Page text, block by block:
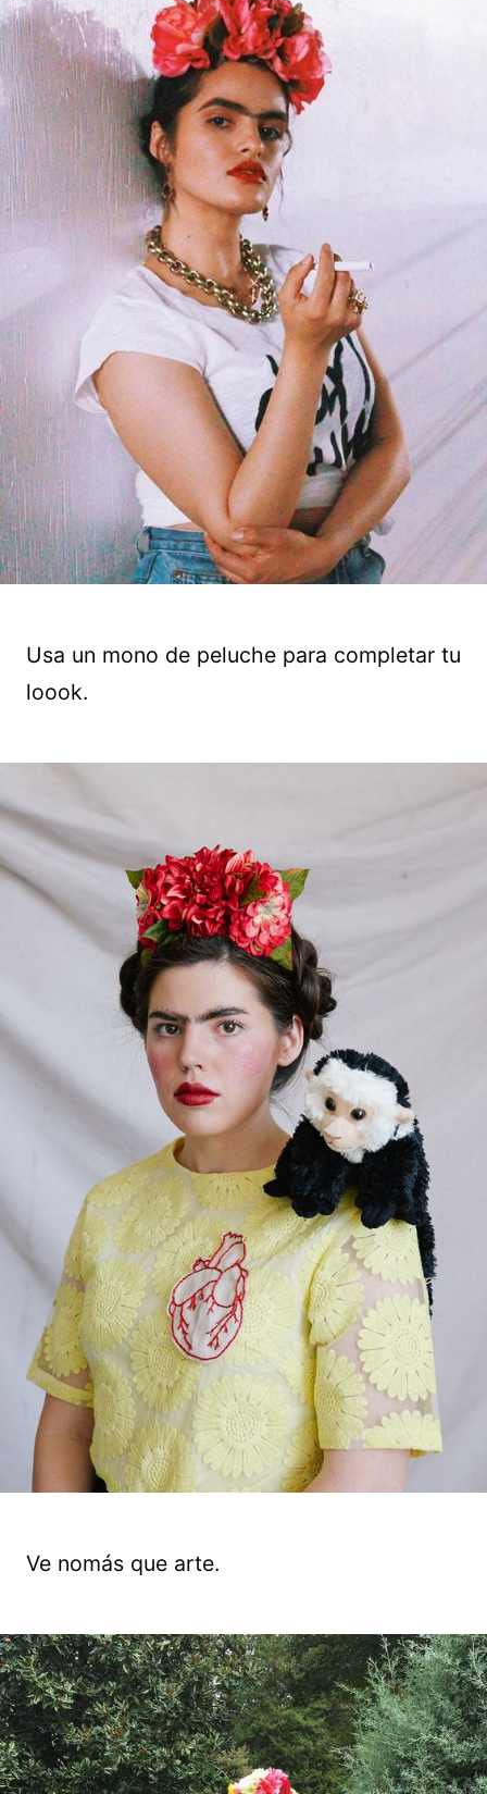
Usa un mono de peluche para completar tu
loook.
Ve nomás que arte.